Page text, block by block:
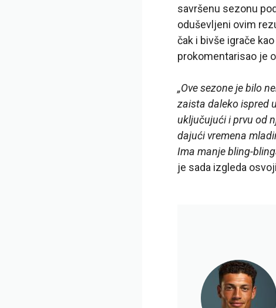
savršenu sezonu
oduševljeni ovim
čak i bivše igrače
prokomentarisao je
„Ove sezone je bilo
zaista daleko ispred
uključujući i prvu od
dajući vremena
Ima manje bling-
je sada izgleda